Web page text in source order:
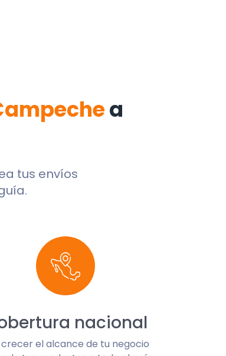
a
tus envíos
nacional
crecer el alcance de tu negocio